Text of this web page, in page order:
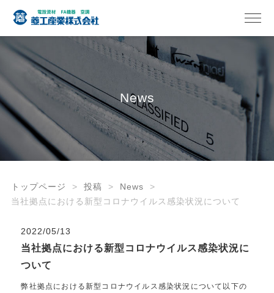
News
トップページ 投稿
News
当社拠点における新型コロナウイルス感染状況について
2022/05/13
当社拠点における新型コロナウイルス感染状況に
ついて
弊社拠点における新型コロナウイルス感染状況について以下の